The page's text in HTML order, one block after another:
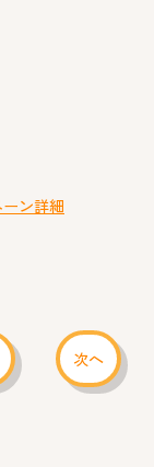
ン詳細
次へ